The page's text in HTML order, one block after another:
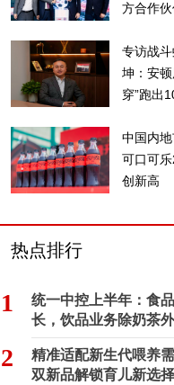
方合作
专访战
坤：安
穿”跑出
中国内
可口可
创新高
热点排行
1
统一中控上半年：食
长，饮品业务除奶茶
2
精准适配新生代喂养
双新品解锁育儿新选择